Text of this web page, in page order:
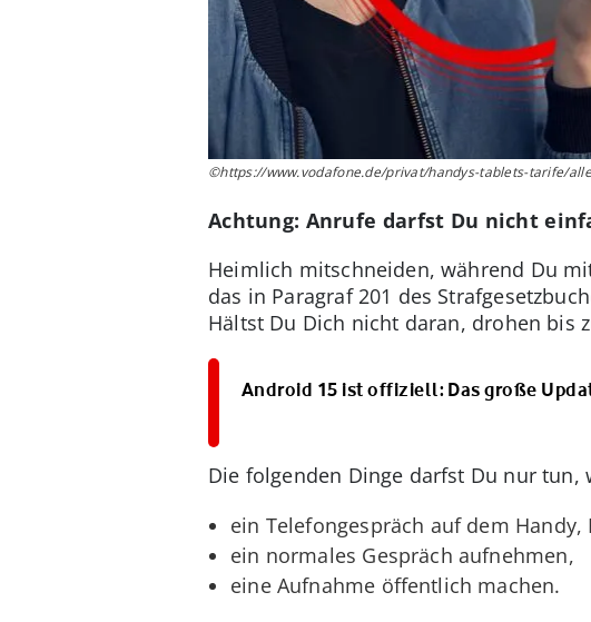
©https://www.vodafone.de/privat/handys-tablets-tarife/
Achtung: Anrufe darfst Du nicht
Heimlich mitschneiden, während Du
das in Paragraf 201 des
Hältst Du Dich nicht daran, drohen bis
Android 15 ist offiziell: Das große
Die folgenden Dinge darfst Du nur
ein Telefongespräch auf dem
ein normales Gespräch aufnehmen,
eine Aufnahme öffentlich machen.